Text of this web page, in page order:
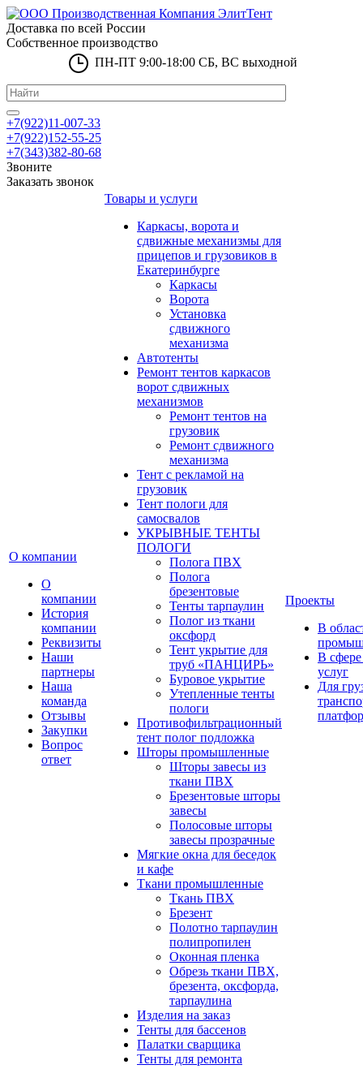
Доставка по всей России
Собственное производство
ПН-ПТ 9:00-18:00 СБ, ВС выходной
+7(922)11-007-33
+7(922)152-55-25
+7(343)382-80-68
Звоните
Заказать звонок
О компании
О
компании
История
компании
Реквизиты
Наши
партнеры
Наша
команда
Отзывы
Закупки
Вопрос
ответ
Товары и услуги
Каркасы, ворота и
сдвижные механизмы для
прицепов и грузовиков в
Екатеринбурге
Каркасы
Ворота
Установка
сдвижного
механизма
Автотенты
Ремонт тентов каркасов
ворот сдвижных
механизмов
Ремонт тентов на
грузовик
Ремонт сдвижного
механизма
Тент с рекламой на
грузовик
Тент пологи для
самосвалов
УКРЫВНЫЕ ТЕНТЫ
ПОЛОГИ
Полога ПВХ
Полога
брезентовые
Тенты тарпаулин
Полог из ткани
оксфорд
Тент укрытие для
труб «ПАНЦИРЬ»
Буровое укрытие
Утепленные тенты
пологи
Противофильтрационный
тент полог подложка
Шторы промышленные
Шторы завесы из
ткани ПВХ
Брезентовые шторы
завесы
Полосовые шторы
завесы прозрачные
Мягкие окна для беседок
и кафе
Ткани промышленные
Ткань ПВХ
Брезент
Полотно тарпаулин
полипропилен
Оконная пленка
Обрезь ткани ПВХ,
брезента, оксфорда,
тарпаулина
Изделия на заказ
Тенты для бассенов
Палатки сварщика
Тенты для ремонта
Проекты
В
В сфере
услуг
Для